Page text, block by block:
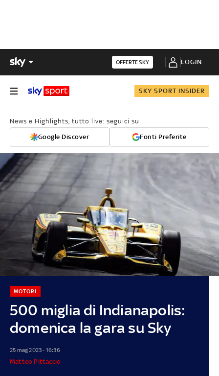
OFFERTE SKY LOGIN
SKY SPORT INSIDER
News e Highlights, tutto live: seguici su
Google Discover Fonti Preferite
500 miglia di Indianapolis:
domenica la gara su Sky
MOTORI
25 mag 2023 - 16:36
Matteo Pittaccio